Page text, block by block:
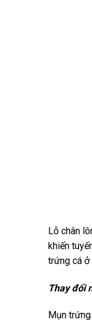
Lỗ chân
khiến
trứng cá ở
Thay đổi
Mụn